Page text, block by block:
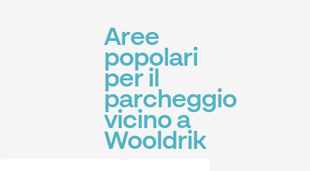
Aree
popolari
per il
parcheggio
vicino a
Wooldrik